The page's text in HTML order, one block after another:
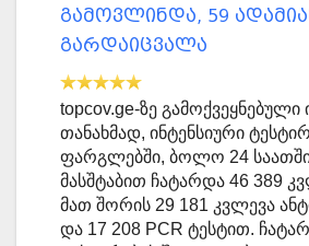
გამოვლინდა, 59
გარდაიცვალა
topcov.ge-ზე
თანახმად, ინტენსიური
ფარგლებში, ბოლო 24 საათში
მასშტაბით ჩატარდა 46 389
მათ შორის 29 181 კვლევა
და 17 208 PCR ტესტით.